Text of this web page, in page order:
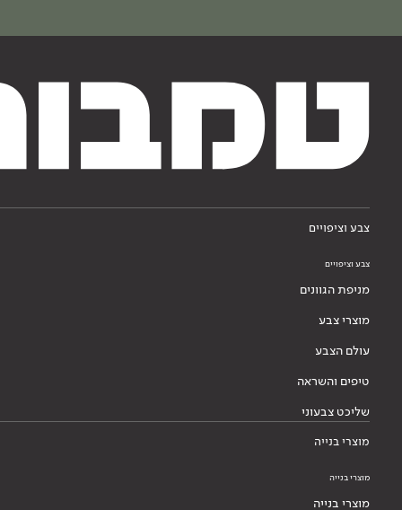
צבע וציפויים
צבע וציפויים
מניפת הגוונים
מוצרי צבע
עולם הצבע
טיפים והשראה
שליכט צבעוני
מוצרי בנייה
מוצרי בנייה
מוצרי בנייה